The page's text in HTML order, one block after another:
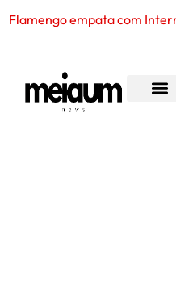
Corinthians vence o Internac